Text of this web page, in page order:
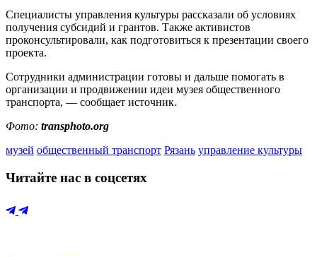
Специалисты управления культуры рассказали об условиях
получения субсидий и грантов. Также активистов
проконсультировали, как подготовиться к презентации своего
проекта.
Сотрудники администрации готовы и дальше помогать в
организации и продвижении идеи музея общественного
транспорта, — сообщает источник.
Фото: transphoto.org
музей общественный транспорт Рязань управление культуры
Читайте нас в соцсетях